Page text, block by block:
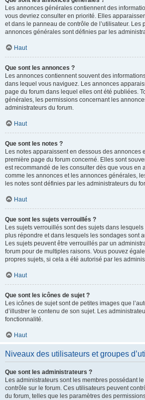
Les annonces générales contiennent des
vous devriez consulter en priorité. Elles
et dans le panneau de contrôle de l’utilisateur. Les
annonces générales sont définies par les
Haut
Que sont les annonces ?
Les annonces contiennent souvent des
dans lequel vous naviguez. Les annonces
page du forum dans lequel elles ont été publiées.
générales, les permissions concernant les
administrateurs du forum.
Haut
Que sont les notes ?
Les notes apparaissent en dessous des annonces
première page du forum concerné. Elles sont
est recommandé de les consulter dès que vous en
comme les annonces et les annonces générales,
les notes sont définies par les administrateurs du
Haut
Que sont les sujets verrouillés ?
Les sujets verrouillés sont des sujets dans
plus répondre et dans lesquels les sondages sont
Les sujets peuvent être verrouillés par un
forum pour de multiples raisons. Vous pouvez
propres sujets, si cela a été autorisé par les
Haut
Que sont les icônes de sujet ?
Les icônes de sujet sont de petites images que
d’illustrer le contenu de son sujet. Les
fonctionnalité.
Haut
Niveaux des utilisateurs et groupes
Que sont les administrateurs ?
Les administrateurs sont les membres possédant
contrôle sur le forum. Ces utilisateurs peuvent
du forum, telles que les paramètres des